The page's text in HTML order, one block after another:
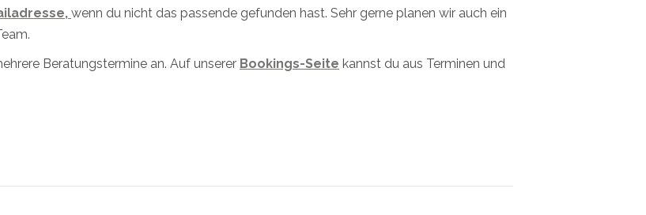
wenn du nicht das passende gefunden hast. Sehr gerne planen wir auch ein
Beratungstermine an. Auf unserer Bookings-Seite kannst du aus Terminen und